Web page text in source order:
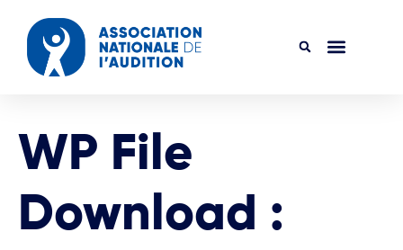
WP File
Download :